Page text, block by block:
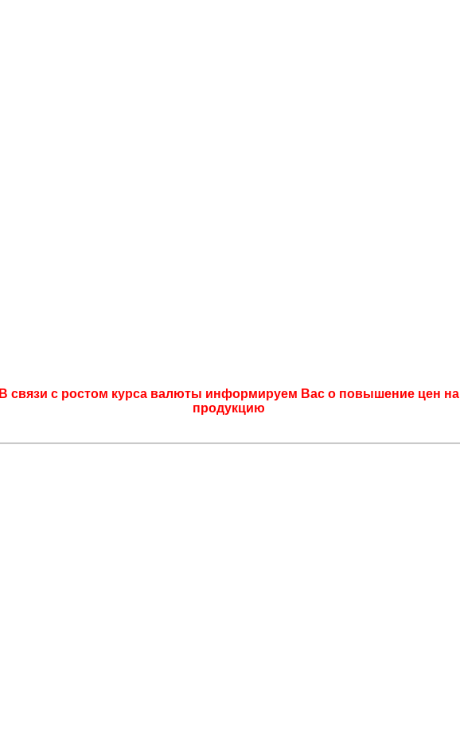
В связи с ростом курса валюты информируем Вас о повышение цен на
продукцию